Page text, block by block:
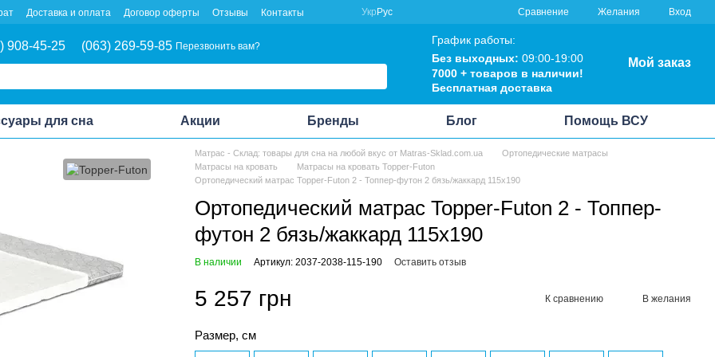
Доставка и оплата Договор оферты Отзывы Контакты Укр Рус Сравнение Желания Вход
908-45-25 (063) 269-59-85 Перезвонить вам?
График работы:
Без выходных: 09:00-19:00
7000 + товаров в наличии!
Бесплатная доставка
Мой заказ
для сна Акции Бренды Блог Помощь ВСУ
Матрас - Склад: товары для сна на любой вкус от Matras-Sklad.com.ua
Ортопедические матрасы
Матрасы на кровать
Матрасы на кровать Topper-Futon
Ортопедический матрас Topper-Futon 2 - Топпер-футон 2 бязь/жаккард 115x190
Ортопедический матрас Topper-Futon 2 - Топпер-
футон 2 бязь/жаккард 115x190
В наличии Артикул: 2037-2038-115-190 Оставить отзыв
5 257 грн К сравнению В желания
Размер, см